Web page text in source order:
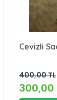
Cevizli
400,00 TL
300,00